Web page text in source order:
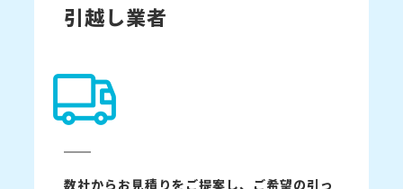
引越し業者
数社からお見積りをご提案し、ご希望の引っ